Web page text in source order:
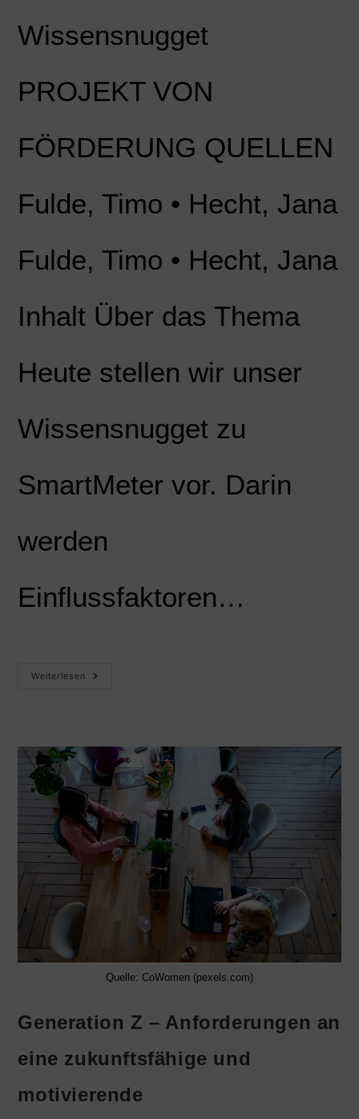
Wissensnugget
PROJEKT VON
FÖRDERUNG QUELLEN
Fulde, Timo • Hecht, Jana
Fulde, Timo • Hecht, Jana
Inhalt Über das Thema
Heute stellen wir unser
Wissensnugget zu
SmartMeter vor. Darin
werden
Einflussfaktoren…
Weiterlesen
Quelle: CoWomen (pexels.com)
Generation Z – Anforderungen an
eine zukunftsfähige und
motivierende